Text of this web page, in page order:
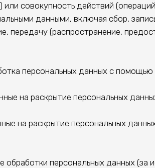
совокупность действий
данными, включая сбор,
передачу (распространение,
персональных данных с помощью
на раскрытие персональных
на раскрытие персональных
персональных данных (за